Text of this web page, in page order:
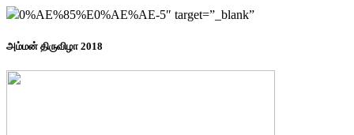
0%AE%85%E0%AE%AE-5″ target=”_blank”
அம்மன் திருவிழா 2018